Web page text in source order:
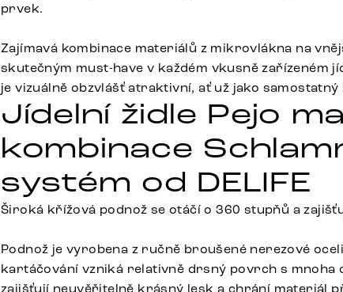
prvek.
Zajímavá kombinace materiálů z mikrovlákna na
skutečným must-have v každém vkusně zařízeném
je vizuálně obzvlášť atraktivní, ať už jako
Jídelní židle Pejo
kombinace
systém od DELIFE
Široká křížová podnož se otáčí o 360 stupňů a
Podnož je vyrobena z ručně broušené nerezové
kartáčování vzniká relativně drsný povrch s mnoha
zajišťují neuvěřitelně krásný lesk a chrání materiál